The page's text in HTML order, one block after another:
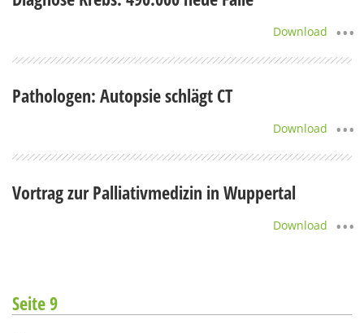
Download
Pathologen: Autopsie schlägt CT
Download
Vortrag zur Palliativmedizin in Wuppertal
Download
Seite 9